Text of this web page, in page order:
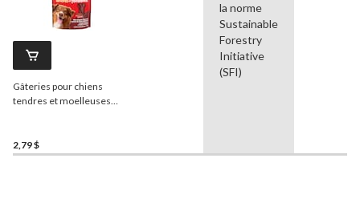
Gâteries pour chiens
tendres et moelleuses
2,79 $
la norme
Sustainable
Forestry
Initiative
(SFI)